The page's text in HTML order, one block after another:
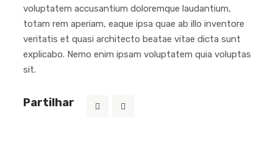
voluptatem accusantium doloremque laudantium,
totam rem aperiam, eaque ipsa quae ab illo inventore
veritatis et quasi architecto beatae vitae dicta sunt
explicabo. Nemo enim ipsam voluptatem quia voluptas
sit.
Partilhar